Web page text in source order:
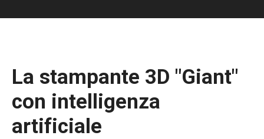
La stampante 3D "Giant"
con intelligenza
artificiale